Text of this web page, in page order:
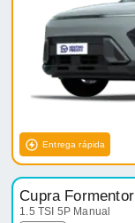
Entrega rápida
Cupra Formentor
1.5 TSI 5P Manual